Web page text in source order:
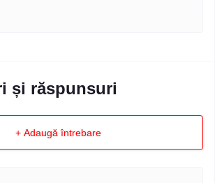
și răspunsuri
+ Adaugă întrebare